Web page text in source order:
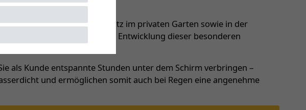
und sind ideal für den Einsatz im privaten Garten sowie in der
genau, worauf es bei der Entwicklung dieser besonderen
als Kunde entspannte Stunden unter dem Schirm verbringen –
und ermöglichen somit auch bei Regen eine angenehme